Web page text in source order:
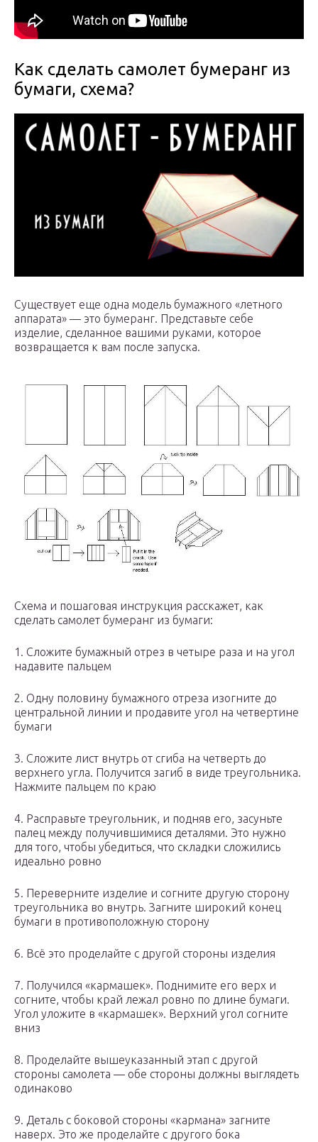
Как сделать самолет бумеранг из
бумаги, схема?
Существует еще одна модель бумажного «летного
аппарата» — это бумеранг. Представьте себе
изделие, сделанное вашими руками, которое
возвращается к вам после запуска.
Схема и пошаговая инструкция расскажет, как
сделать самолет бумеранг из бумаги:
1. Сложите бумажный отрез в четыре раза и на угол
надавите пальцем
2. Одну половину бумажного отреза изогните до
центральной линии и продавите угол на четвертине
бумаги
3. Сложите лист внутрь от сгиба на четверть до
верхнего угла. Получится загиб в виде треугольника.
Нажмите пальцем по краю
4. Расправьте треугольник, и подняв его, засуньте
палец между получившимися деталями. Это нужно
для того, чтобы убедиться, что складки сложились
идеально ровно
5. Переверните изделие и согните другую сторону
треугольника во внутрь. Загните широкий конец
бумаги в противоположную сторону
6. Всё это проделайте с другой стороны изделия
7. Получился «кармашек». Поднимите его верх и
согните, чтобы край лежал ровно по длине бумаги.
Угол уложите в «кармашек». Верхний угол согните
вниз
8. Проделайте вышеуказанный этап с другой
стороны самолета — обе стороны должны выглядеть
одинаково
9. Деталь с боковой стороны «кармана» загните
наверх. Это же проделайте с другого бока